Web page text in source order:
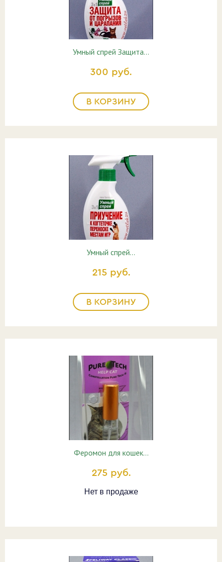
Умный спрей Защита…
300 руб.
В КОРЗИНУ
Умный спрей…
215 руб.
В КОРЗИНУ
Феромон для кошек…
275 руб.
Нет в продаже